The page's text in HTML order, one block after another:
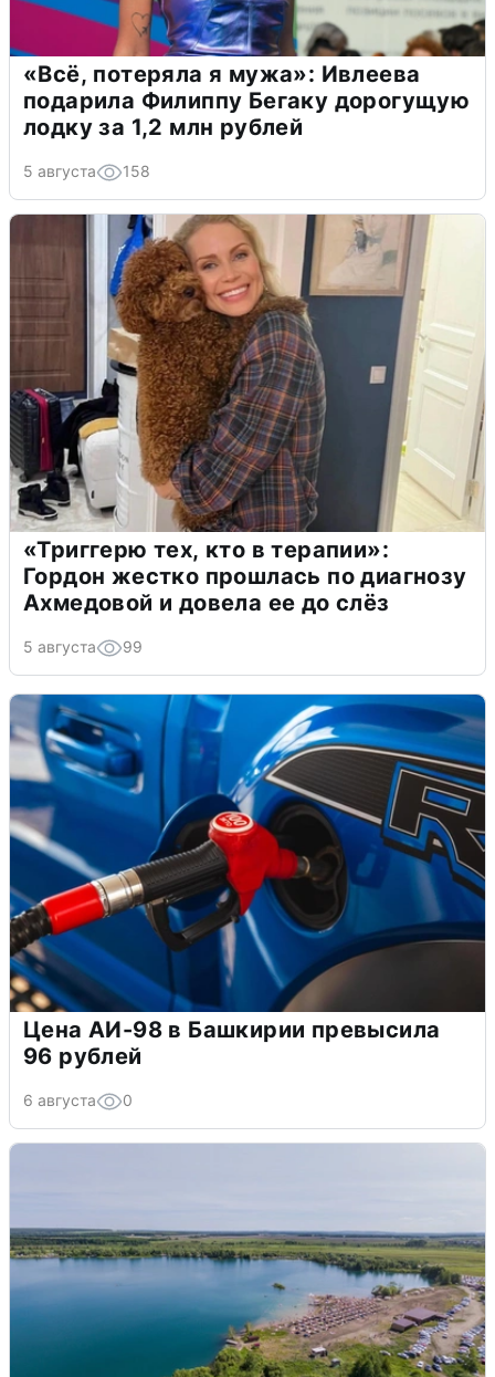
«Всё, потеряла я мужа»: Ивлеева
подарила Филиппу Бегаку дорогущую
лодку за 1,2 млн рублей
5 августа 158
«Триггерю тех, кто в терапии»:
Гордон жестко прошлась по диагнозу
Ахмедовой и довела ее до слёз
5 августа 99
Цена АИ-98 в Башкирии превысила
96 рублей
6 августа 0